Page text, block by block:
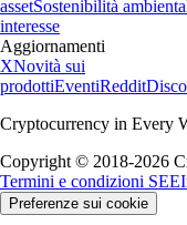
assetSostenibilità
interesse
Aggiornamenti
XNovità sui
prodottiEventiReddit
Cryptocurrency in Every
Copyright © 2018-2026
Termini e condizioni SEE
Preferenze sui cookie